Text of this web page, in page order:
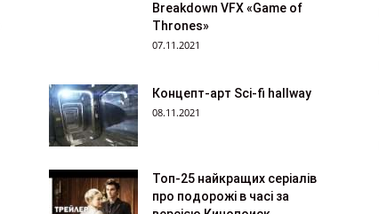
Breakdown VFX «Game of
Thrones»
07.11.2021
Концепт-арт Sci-fi hallway
08.11.2021
Топ-25 найкращих серіалів
про подорожі в часі за